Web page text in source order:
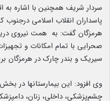
سردار شریف همچنین با اشاره به
پاسداران انقلاب اسلامی
هرمزگان گفت: به همت نیروی
صحرایی با تمام امکانات و
سیریک و بندر چارک در هرمزگان
وی افزود: این بیمارستانها در
چشم‌پزشکی، داخلی، زنان،